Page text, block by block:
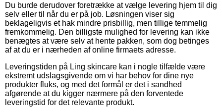
Du burde derudover foretrække at vælge levering hjem til dig
selv eller til når du er på job. Løsningen viser sig
beklageligvis et hak mindre prisbillig, men tillige temmelig
fremkommelig. Den billigste mulighed for levering kan ikke
benægtes at være selv at hente pakken, som dog betinges
af at du er i nærheden af online firmaets adresse.
Leveringstiden på Ling skincare kan i nogle tilfælde være
ekstremt udslagsgivende om vi har behov for dine nye
produkter fluks, og med det formål er det i sandhed
afgørende at du kigger nærmere på den forventede
leveringstid for det relevante produkt.